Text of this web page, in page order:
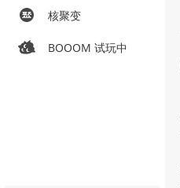
核聚变
BOOOM 试玩中